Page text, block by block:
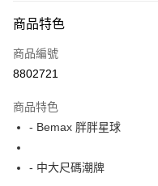
信用卡一次付款
超商取貨付款
Apple Pay
街口支付
商品特色
商品編號
8802721
商品特色
- Bemax 胖胖星球
- 中大尺碼潮牌